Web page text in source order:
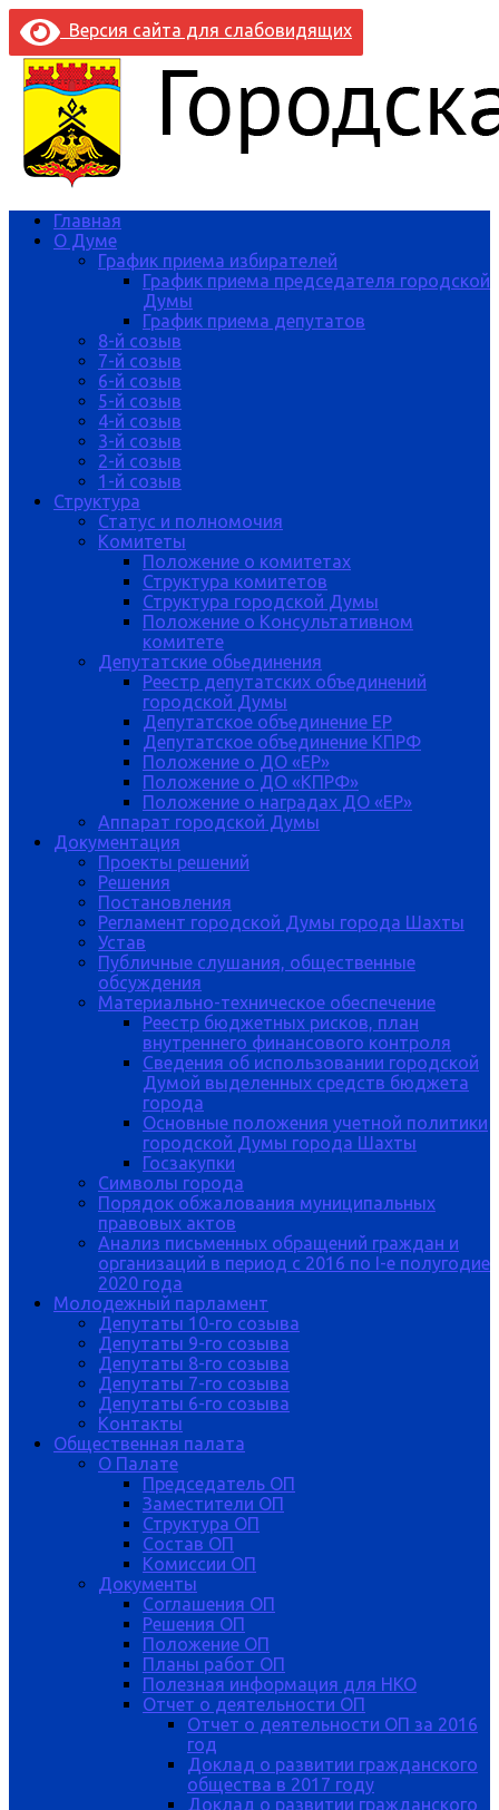
Версия сайта для слабовидящих
Главная
О Думе
График приема избирателей
График приема председателя городской
Думы
График приема депутатов
8-й созыв
7-й созыв
6-й созыв
5-й созыв
4-й созыв
3-й созыв
2-й созыв
1-й созыв
Структура
Статус и полномочия
Комитеты
Положение о комитетах
Структура комитетов
Структура городской Думы
Положение о Консультативном
комитете
Депутатские обьединения
Реестр депутатских объединений
городской Думы
Депутатское объединение ЕР
Депутатское объединение КПРФ
Положение о ДО «ЕР»
Положение о ДО «КПРФ»
Положение о наградах ДО «ЕР»
Аппарат городской Думы
Документация
Проекты решений
Решения
Постановления
Регламент городской Думы города Шахты
Устав
Публичные слушания, общественные
обсуждения
Материально-техническое обеспечение
Реестр бюджетных рисков, план
внутреннего финансового контроля
Сведения об использовании городской
Думой выделенных средств бюджета
города
Основные положения учетной политики
городской Думы города Шахты
Госзакупки
Символы города
Порядок обжалования муниципальных
правовых актов
Анализ письменных обращений граждан и
организаций в период с 2016 по I-е полугодие
2020 года
Молодежный парламент
Депутаты 10-го созыва
Депутаты 9-го созыва
Депутаты 8-го созыва
Депутаты 7-го созыва
Депутаты 6-го созыва
Контакты
Общественная палата
О Палате
Председатель ОП
Заместители ОП
Структура ОП
Состав ОП
Комиссии ОП
Документы
Соглашения ОП
Решения ОП
Положение ОП
Планы работ ОП
Полезная информация для НКО
Отчет о деятельности ОП
Отчет о деятельности ОП за 2016
год
Доклад о развитии гражданского
общества в 2017 году
Доклад о развитии гражданского